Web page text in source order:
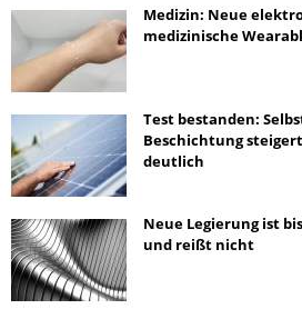
Medizin: Neue
medizinische
Test bestanden:
Beschichtung
deutlich
Neue Legierung ist
und reißt nicht